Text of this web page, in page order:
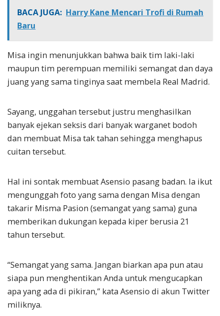
BACA JUGA: Harry Kane Mencari Trofi di Rumah
Baru
Misa ingin menunjukkan bahwa baik tim laki-laki
maupun tim perempuan memiliki semangat dan daya
juang yang sama tinginya saat membela Real Madrid.
Sayang, unggahan tersebut justru menghasilkan
banyak ejekan seksis dari banyak warganet bodoh
dan membuat Misa tak tahan sehingga menghapus
cuitan tersebut.
Hal ini sontak membuat Asensio pasang badan. Ia ikut
mengunggah foto yang sama dengan Misa dengan
takarir Misma Pasion (semangat yang sama) guna
memberikan dukungan kepada kiper berusia 21
tahun tersebut.
“Semangat yang sama. Jangan biarkan apa pun atau
siapa pun menghentikan Anda untuk mengucapkan
apa yang ada di pikiran,” kata Asensio di akun Twitter
miliknya.